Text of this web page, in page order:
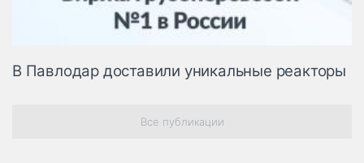
В Павлодар доставили уникальные реакторы
Все публикации